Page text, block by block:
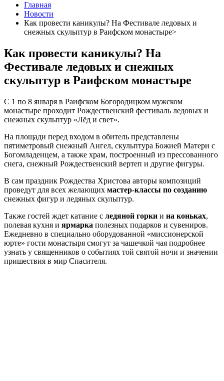
Главная
Новости
Как провести каникулы? На Фестивале ледовых и
снежных скульптур в Раифском монастыре>
Как провести каникулы? На
Фестивале ледовых и снежных
скульптур в Раифском монастыре
С 1 по 8 января в Раифском Богородицком мужском
монастыре проходит Рождественский фестиваль ледовых и
снежных скульптур «Лёд и свет».
На площади перед входом в обитель представлены
пятиметровый снежный Ангел, скульптура Божией Матери с
Богомладенцем, а также храм, построенный из прессованного
снега, снежный Рождественский вертеп и другие фигуры.
В сам праздник Рождества Христова авторы композиций
проведут для всех желающих мастер-классы по созданию
снежных фигур и ледяных скульптур.
Также гостей ждет катание с ледяной горки и на коньках,
полевая кухня и ярмарка полезных подарков и сувениров.
Ежедневно в специально оборудованной «миссионерской
юрте» гости монастыря смогут за чашечкой чая подробнее
узнать у священников о событиях той святой ночи и значении
пришествия в мир Спасителя.